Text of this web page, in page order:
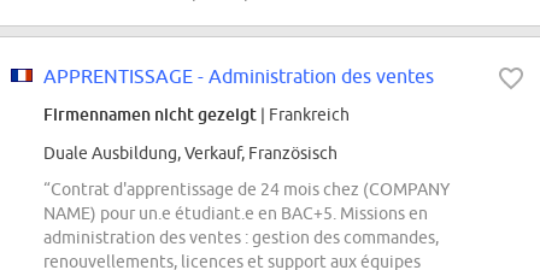
APPRENTISSAGE - Administration des ventes
Firmennamen nicht gezeigt | Frankreich
Duale Ausbildung, Verkauf, Französisch
“Contrat d'apprentissage de 24 mois chez (COMPANY
NAME) pour un.e étudiant.e en BAC+5. Missions en
administration des ventes : gestion des commandes,
renouvellements, licences et support aux équipes